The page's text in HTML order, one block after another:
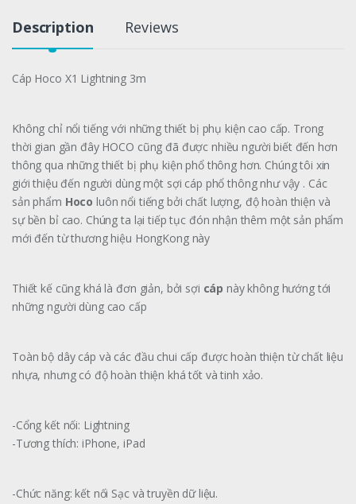
Description Reviews
Cáp Hoco X1 Lightning 3m
Không chỉ nổi tiếng với những thiết bị phụ kiện cao cấp. Trong
thời gian gần đây HOCO cũng đã được nhiều người biết đến hơn
thông qua những thiết bị phụ kiện phổ thông hơn. Chúng tôi xin
giới thiệu đến người dùng một sợi cáp phổ thông như vậy . Các
sản phẩm Hoco luôn nổi tiếng bởi chất lượng, độ hoàn thiện và
sự bền bỉ cao. Chúng ta lại tiếp tục đón nhận thêm một sản phẩm
mới đến từ thương hiệu HongKong này
Thiết kế cũng khá là đơn giản, bởi sợi cáp này không hướng tới
những người dùng cao cấp
Toàn bộ dây cáp và các đầu chui cấp được hoàn thiện từ chất liệu
nhựa, nhưng có độ hoàn thiện khá tốt và tinh xảo.
-Cổng kết nối: Lightning
-Tương thích: iPhone, iPad
-Chức năng: kết nối Sạc và truyền dữ liệu.